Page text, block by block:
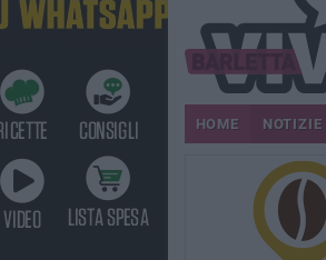
HOME NOTIZIE